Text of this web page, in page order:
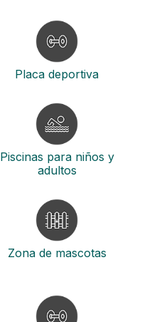
Placa deportiva
Piscinas para niños y
adultos
Zona de mascotas